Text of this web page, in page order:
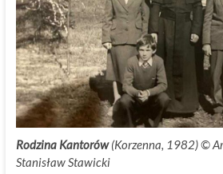
Rodzina Kantorów(Korzenna, 1982) ©
Stanisław Stawicki